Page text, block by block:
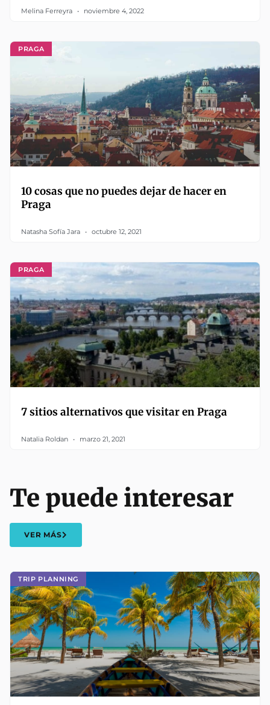
Melina Ferreyra noviembre 4, 2022
PRAGA
10 cosas que no puedes dejar de hacer en
Praga
Natasha Sofía Jara octubre 12, 2021
PRAGA
7 sitios alternativos que visitar en Praga
Natalia Roldan marzo 21, 2021
TRIP PLANNING
Te puede interesar
VER MÁS